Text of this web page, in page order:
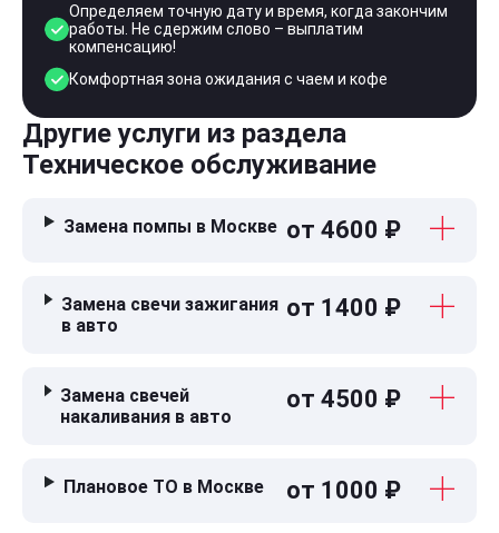
Определяем точную дату и время, когда закончим
работы. Не сдержим слово – выплатим
компенсацию!
Комфортная зона ожидания с чаем и кофе
Другие услуги из раздела
Техническое обслуживание
Замена помпы в Москве от 4600 ₽
Замена свечи зажигания
в авто
от 1400 ₽
Замена свечей
накаливания в авто
от 4500 ₽
Плановое ТО в Москве от 1000 ₽